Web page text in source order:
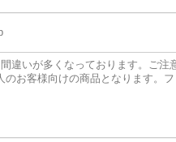
違いが多くなっております。ご注
お客様向けの商品となります。